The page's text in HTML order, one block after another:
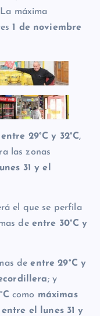
La máxima
1 de noviembre
29°C y 32°C,
las zonas
31 y el
el que se perfila
de entre 30°C y
deentre 29°C y
; y
como máximas
entre el lunes 31 y